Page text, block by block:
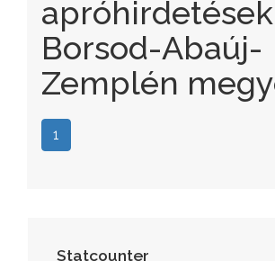
Borsod-Abaúj-
Zemplén
1
Statcounter